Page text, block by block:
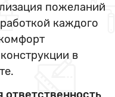
пожеланий
каждого
в